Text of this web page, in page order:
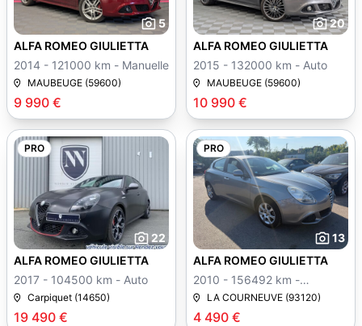
5
9 990 €
ALFA ROMEO GIULIETTA
2014 - 121000 km - Manuelle
MAUBEUGE (59600)
20
10 990 €
ALFA ROMEO GIULIETTA
2015 - 132000 km - Auto
MAUBEUGE (59600)
PRO
22
19 490 €
ALFA ROMEO GIULIETTA
2017 - 104500 km - Auto
Carpiquet (14650)
PRO
13
4 490 €
ALFA ROMEO GIULIETTA
2010 - 156492 km -
Manuelle
LA COURNEUVE (93120)